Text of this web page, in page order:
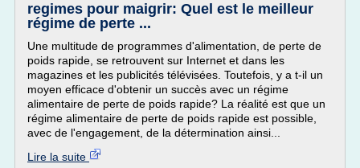
regimes pour maigrir: Quel est le meilleur
régime de perte ...
Une multitude de programmes d'alimentation, de perte de
poids rapide, se retrouvent sur Internet et dans les
magazines et les publicités télévisées. Toutefois, y a t-il un
moyen efficace d'obtenir un succès avec un régime
alimentaire de perte de poids rapide? La réalité est que un
régime alimentaire de perte de poids rapide est possible,
avec de l'engagement, de la détermination ainsi...
Lire la suite